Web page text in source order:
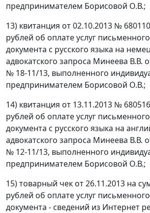
предпринимателем Борисовой О.В.;
13) квитанция от 02.10.2013 №
рублей об оплате услуг
документа с русского языка на
адвокатского запроса Минеева В.В.
№ 18-11/13, выполненного
предпринимателем Борисовой О.В.;
14) квитанция от 13.11.2013 №
рублей об оплате услуг
документа с русского языка на
адвокатского запроса Минеева В.В.
№ 12-11/13, выполненного
предпринимателем Борисовой О.В.;
15) товарный чек от 26.11.2013 на
рублей об оплате услуг
документа - сведений из Интернет